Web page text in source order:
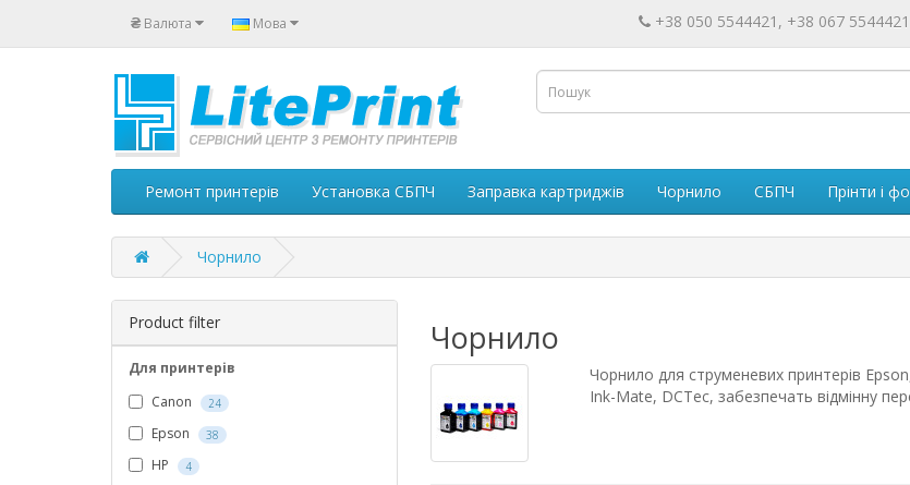
₴ Валюта Мова +38 050 5544421, +38 067 5544421
Ремонт принтерів Установка СБПЧ Заправка картриджів Чорнило СБПЧ Прінти і
Чорнило
Product filter
Для принтерів
Canon
24
Epson 38
HP 4
Чорнило
Чорнило для струменевих принтерів
Ink-Mate, DCTec, забезпечать відмінну